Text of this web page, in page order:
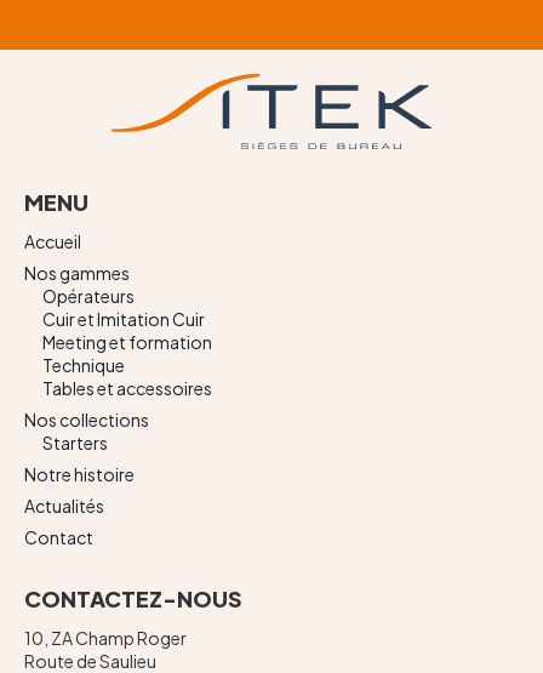
MENU
Accueil
Nos gammes
Opérateurs
Cuir et Imitation Cuir
Meeting et formation
Technique
Tables et accessoires
Nos collections
Starters
Notre histoire
Actualités
Contact
CONTACTEZ-NOUS
10, ZA Champ Roger
Route de Saulieu